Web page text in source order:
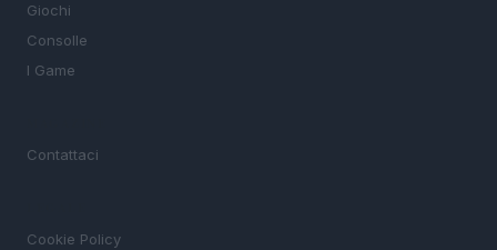
Giochi
Consolle
I Game
Contattaci
Cookie Policy